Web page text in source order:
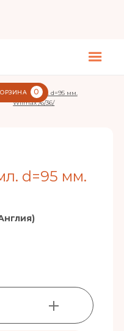
0
210 мл. d=95 мм.
Wilmax /6/36/
d=95 мм.